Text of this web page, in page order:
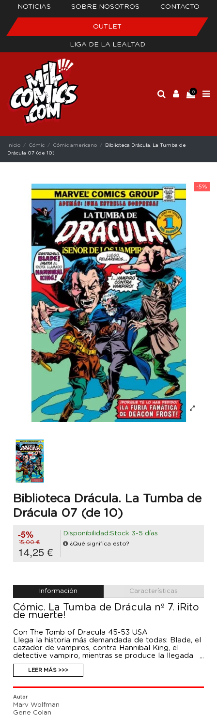
NOTICIAS SOBRE NOSOTROS CONTACTO
OUTLET
LIGA DE LA LEALTAD
0
Inicio Cómic Cómic americano
Biblioteca Drácula. La Tumba de
Drácula 07 (de 10)
-5%
Biblioteca Drácula. La Tumba de
Drácula 07 (de 10)
-5%
15,00 €
14,25 €
Disponibilidad:Stock 3-5 días
¿Qué significa esto?
Información Características
Cómic. La Tumba de Drácula nº 7. ¡Rito
de muerte!
Con The Tomb of Dracula 45-53 USA
Llega la historia más demandada de todas: Blade, el
cazador de vampiros, contra Hannibal King, el
detective vampiro, mientras se produce la llegada
de Deacon Frost. Además: el impío matrimonio de
Drácula. ¿Qué impía criatura está dispuesta a evitar
que se lleve a cabo? A continuación: Robin Hood,
Frankenstein y D'Artagnan en la aventura que no
imaginabas leer. Y por si fuera poco, este tomo
también incluye el encuentro del Señor de los
Vampiros con Estela Plateada.
LEER MÁS >>>
Autor
Marv Wolfman
Gene Colan